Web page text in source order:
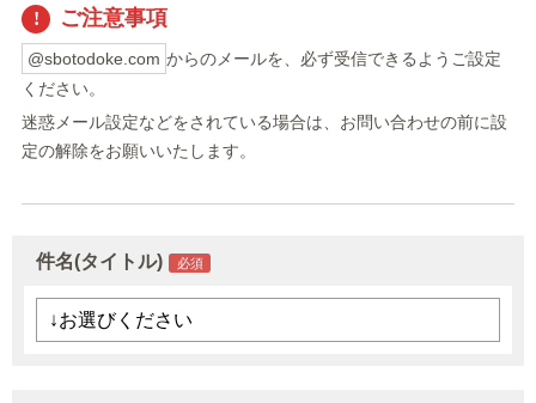
ご注意事項
@sbotodoke.com からのメールを、必ず受信できるようご設定
ください。
迷惑メール設定などをされている場合は、お問い合わせの前に設
定の解除をお願いいたします。
件名(タイトル)